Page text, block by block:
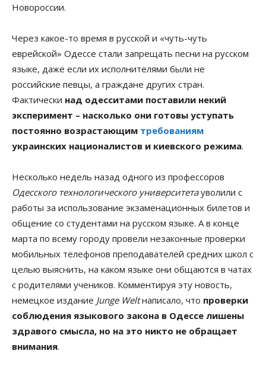
Новороссии.
Через какое-то время в русской и «чуть-чуть
еврейской» Одессе стали запрещать песни на русском
языке, даже если их исполнителями были не
российские певцы, а граждане других стран.
Фактически над одесситами поставили некий
эксперимент – насколько они готовы уступать
постоянно возрастающим требованиям
украинских националистов и киевского режима.
Несколько недель назад одного из профессоров
Одесского технологического университетауволили с
работы за использование экзаменационных билетов и
общение со студентами на русском языке. А в конце
марта по всему городу провели незаконные проверки
мобильных телефонов преподавателей средних школ с
целью выяснить, на каком языке они общаются в чатах
с родителями учеников. Комментируя эту новость,
немецкое издание Junge Weltнаписало, что проверки
соблюдения языкового закона в Одессе лишены
здравого смысла, но на это никто не обращает
внимания.